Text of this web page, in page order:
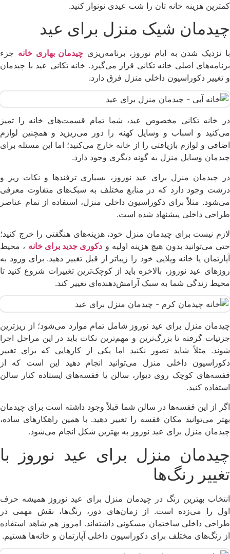
کمترین هزینه خانه تان را شب عیدی نونوار کنید.
چیدمان شیک منزل برای عید
با نزدیک شدن به ایام نوروز، برنامه‌ریزی چیدمان بهاری خانه جزء
برنامه‌های اصلی خانه تکانی قرار می‌گیرد. خانه تکانی عید با چیدمان
و تغییر دکوراسیون داخلی منزل فرق دارد.
در خانه تکانی مخصوص عید، شما تمام قسمت‌های خانه را تمیز
می‌کنید و اسباب و وسایل کهنه را دور می‌ریزید و همچنین لوازم
اضافی و لوازم بازیافتی را از خانه خارج می‌کنید؛ اما این مسئله برای
چیدمان وسایل منزل به گونه دیگری وجود دارد.
در چیدمان منزل برای عید نوروز، بسیاری ترفندها و نکات ریز و
درشت وجود دارد که در منابع مختلف به سبک‌های متفاوت معرفی
می‌شود. مثلاً برای دکوراسیون داخلی منزل، استفاده از تمام عناصر
طراحی داخلی پیشنهاد شده است.
لازم نیست برای چیدمان منزل خود، هزینه‌های هنگفتی را خرج کنید؛
حتی می‌توانید بدون هیچ هزینه اولیه و دکوری جدید برای خانه ، محیط
آپارتمان یا خانه ویلایی خود را زیباتر از قبل تغییر دهید. برای ورود به
روزهای عید نوروز، بالاخره باید از کوچک‌ترین تغییرات شروع کنید تا
محیط زندگی شما به سبک آرامش‌دهنده‌ای تغییر کند.
چیدمان منزل برای عید نوروز شامل تمام موارد می‌شود؛ از ریزترین
جزئیات گرفته تا بزرگ‌ترین و مهم‌ترین نکات باید در این مراحل اجرا
شوند. مثلاً شاید تصور نکنید اما یکی از کارهایی که برای تغییر
دکوراسیون داخلی منزل می‌توانید انجام دهید این است که از
قفسه‌های کوچک روی دیوار، سالن یا قفسه‌های ایستاده کنار سالن
استفاده کنید.
اگر از این قفسه‌ها در سالن شما قبلاً وجود داشته است برای چیدمان
بهتر می‌توانید مکان قفسه را تغییر دهید. با همین راهکارهای ساده،
چیدمان منزل برای عید نوروز به بهترین شکل انجام می‌شود.
چیدمان منزل برای عید نوروز با
تغییر رنگ‌ها
انتخاب بهترین رنگ در چیدمان منزل برای عید نوروز همیشه حرف
اول را می‌زده است. از زمان‌های دور، رنگ‌ها، نقش مهمی در
طراحی داخلی ساختمان مسکونی داشته‌اند. امروز هم شاهد استفاده
از رنگ‌های مختلف برای دکوراسیون داخلی آپارتمان و خانه‌ها هستیم.